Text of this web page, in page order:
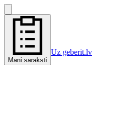
Mani saraksti
Uz geberit.lv